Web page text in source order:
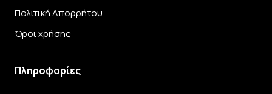
Πολιτική Απορρήτου
Όροι χρήσης
Πληροφορίες